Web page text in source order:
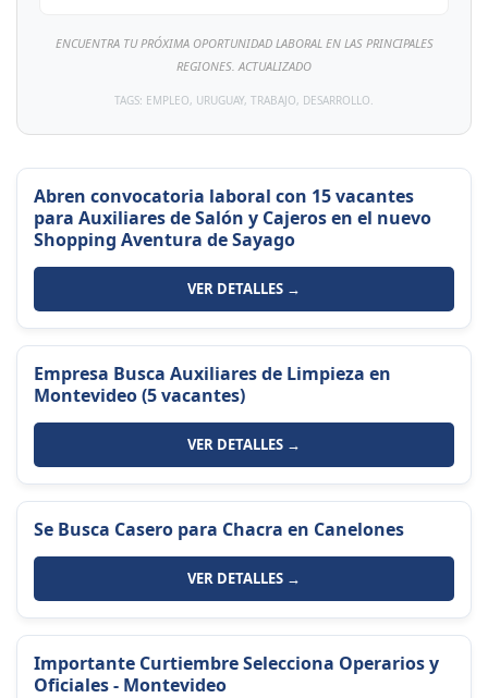
ENCUENTRA TU PRÓXIMA OPORTUNIDAD LABORAL EN LAS PRINCIPALES
REGIONES. ACTUALIZADO
TAGS: EMPLEO, URUGUAY, TRABAJO, DESARROLLO.
Abren convocatoria laboral con 15 vacantes
para Auxiliares de Salón y Cajeros en el nuevo
Shopping Aventura de Sayago
VER DETALLES →
Empresa Busca Auxiliares de Limpieza en
Montevideo (5 vacantes)
VER DETALLES →
Se Busca Casero para Chacra en Canelones
VER DETALLES →
Importante Curtiembre Selecciona Operarios y
Oficiales - Montevideo